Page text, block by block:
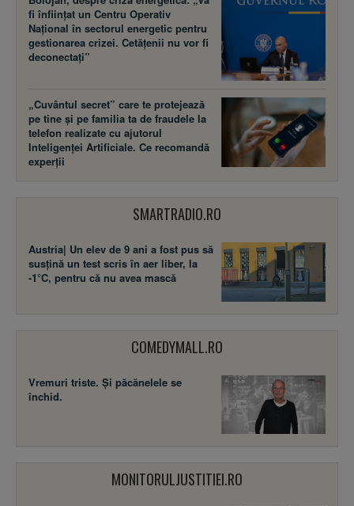
fi înființat un Centru Operativ
Național în sectorul energetic pentru
gestionarea crizei. Cetățenii nu vor fi
deconectați”
„Cuvântul secret” care te protejează
pe tine și pe familia ta de fraudele la
telefon realizate cu ajutorul
Inteligenței Artificiale. Ce recomandă
experții
SMARTRADIO.RO
Austria| Un elev de 9 ani a fost pus să
susţină un test scris în aer liber, la
-1°C, pentru că nu avea mască
COMEDYMALL.RO
Vremuri triste. Şi păcănelele se
închid.
MONITORULJUSTITIEI.RO